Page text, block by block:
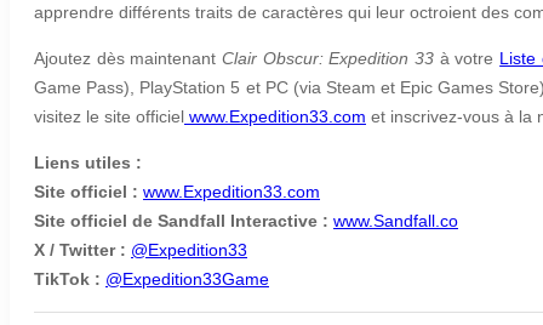
apprendre différents traits de caractères qui leur octroient des
Ajoutez dès maintenantClair Obscur: Expedition 33 à votre Liste
Game Pass), PlayStation 5 et PC (via Steam et Epic Games
visitez le site officiel www.Expedition33.com et inscrivez-vous à la
Liens utiles :
Site officiel : www.Expedition33.com
Site officiel de Sandfall Interactive : www.Sandfall.co
X / Twitter : @Expedition33
TikTok : @Expedition33Game